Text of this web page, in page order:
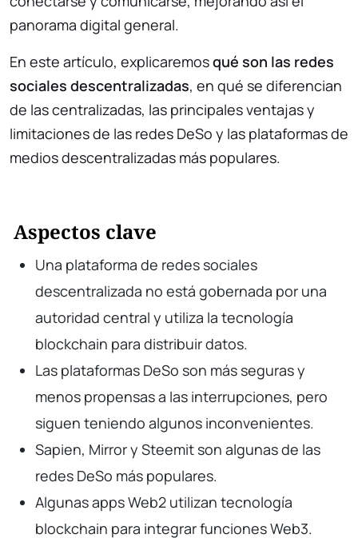
panorama digital general.
En este artículo, explicaremosqué son las redes
sociales descentralizadas, en qué se diferencian
de las centralizadas, las principales ventajas y
limitaciones de las redes DeSo y las plataformas de
medios descentralizadas más populares.
Aspectos clave
Una plataforma de redes sociales
descentralizada no está gobernada por una
autoridad central y utiliza la tecnología
blockchain para distribuir datos.
Las plataformas DeSo son más seguras y
menos propensas a las interrupciones, pero
siguen teniendo algunos inconvenientes.
Sapien, Mirror y Steemit son algunas de las
redes DeSo más populares.
Algunas apps Web2 utilizan tecnología
blockchain para integrar funciones Web3.